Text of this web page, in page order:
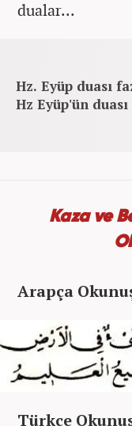
dualar...
Hz. Eyüp duası
Hz Eyüp'ün
Kaza ve
Arapça
Türkçe